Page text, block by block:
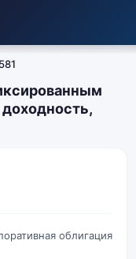
облигация